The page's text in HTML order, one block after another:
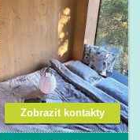
Zobrazit kontakty